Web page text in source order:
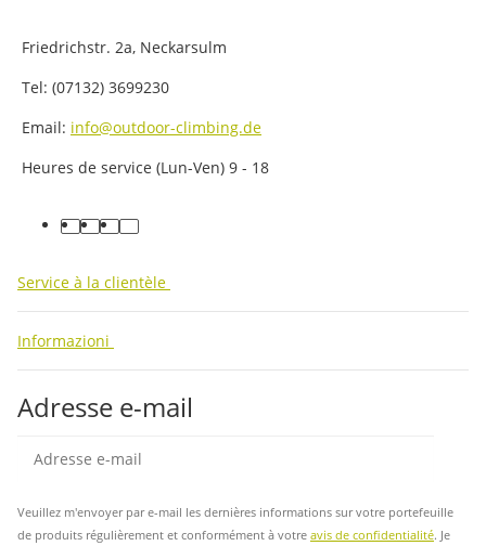
Friedrichstr. 2a, Neckarsulm
Tel: (07132) 3699230
Email: info@outdoor-climbing.de
Heures de service (Lun-Ven) 9 - 18
facebook
youtube
instagram
tiktok
Service à la clientèle
Informazioni
Adresse e-mail
Veuillez m'envoyer par e-mail les dernières informations sur votre portefeuille
de produits régulièrement et conformément à votre avis de confidentialité. Je